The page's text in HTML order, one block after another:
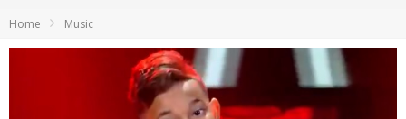
Home Music